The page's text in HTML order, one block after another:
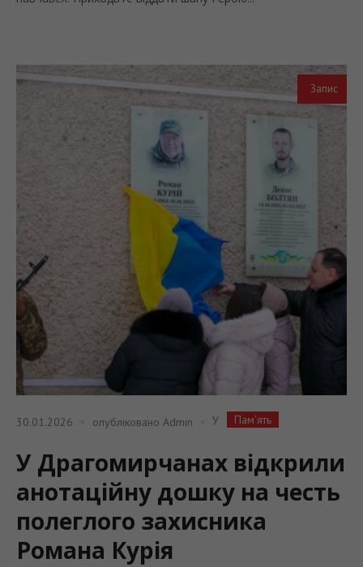
Запис
30.01.2026 опубліковано Admin У Пам'ять
У Драгомирчанах відкрили
анотаційну дошку на честь
полеглого захисника
Романа Курія